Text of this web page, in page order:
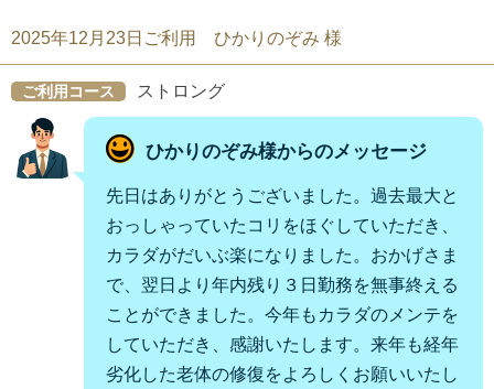
2025年12月23日ご利用 ひかりのぞみ 様
ご利用コース ストロング
ひかりのぞみ様からのメッセージ
先日はありがとうございました。過去最大と
おっしゃっていたコリをほぐしていただき、
カラダがだいぶ楽になりました。おかげさま
で、翌日より年内残り３日勤務を無事終える
ことができました。今年もカラダのメンテを
していただき、感謝いたします。来年も経年
劣化した老体の修復をよろしくお願いいたし